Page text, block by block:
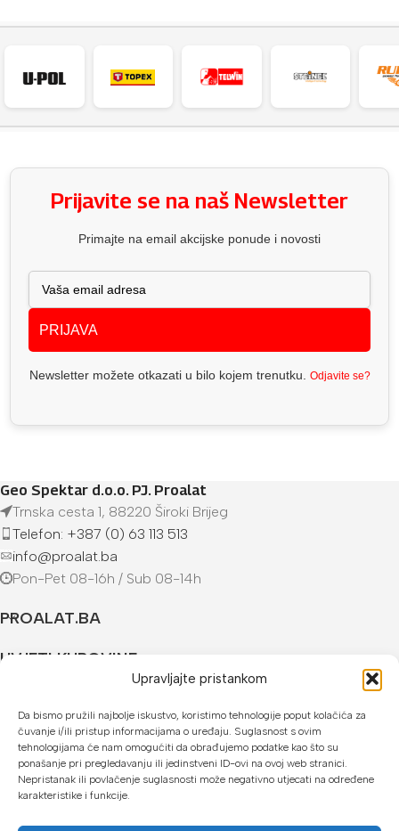
Upravljajte pristankom
Da bismo pružili najbolje iskustvo, koristimo tehnologije poput kolačića za
čuvanje i/ili pristup informacijama o uređaju. Suglasnost s ovim
tehnologijama će nam omogućiti da obrađujemo podatke kao što su
ponašanje pri pregledavanju ili jedinstveni ID-ovi na ovoj web stranici.
Nepristanak ili povlačenje suglasnosti može negativno utjecati na određene
karakteristike i funkcije.
Prijavite se na naš Newsletter
Primajte na email akcijske ponude i novosti
PRIJAVA
Newsletter možete otkazati u bilo kojem trenutku. Odjavite se?
Geo Spektar d.o.o. PJ. Proalat
Trnska cesta 1, 88220 Široki Brijeg
Telefon: +387 (0) 63 113 513
info@proalat.ba
Pon-Pet 08-16h / Sub 08-14h
PROALAT.BA
UVJETI KUPOVINE
U našoj web trgovini možete platiti:
Kreditnim karticama jednokratno ili do 24 rate
Općom uplatnicom, virmanom, internet bankarstvom